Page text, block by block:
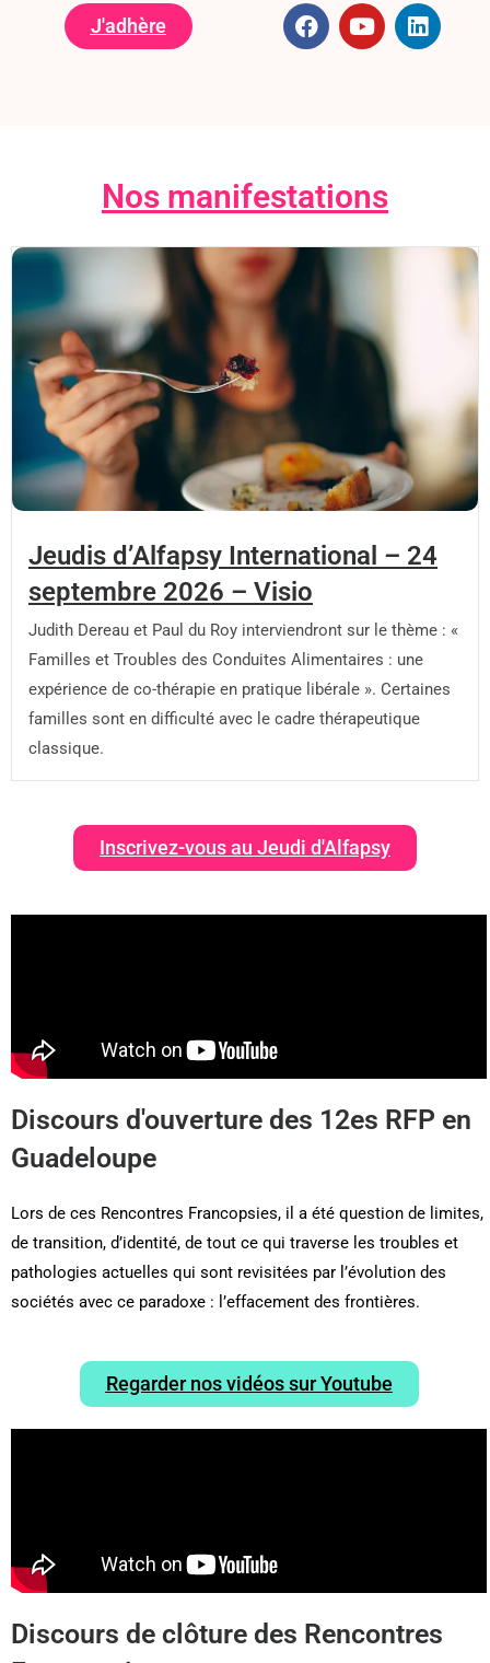
J'adhère
Nos manifestations
Jeudis d’Alfapsy International – 24
septembre 2026 – Visio
Judith Dereau et Paul du Roy interviendront sur le thème : «
Familles et Troubles des Conduites Alimentaires : une
expérience de co-thérapie en pratique libérale ». Certaines
familles sont en difficulté avec le cadre thérapeutique
classique.
Inscrivez-vous au Jeudi d'Alfapsy
Discours d'ouverture des 12es RFP en
Guadeloupe
Lors de ces Rencontres Francopsies, il a été question de limites,
de transition, d’identité, de tout ce qui traverse les troubles et
pathologies actuelles qui sont revisitées par l’évolution des
sociétés avec ce paradoxe : l’effacement des frontières.
Regarder nos vidéos sur Youtube
Discours de clôture des Rencontres